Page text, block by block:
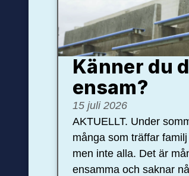
Känner du
ensam?
15 juli 2026
AKTUELLT. Under
många som träffar
men inte alla. Det är
ensamma och saknar